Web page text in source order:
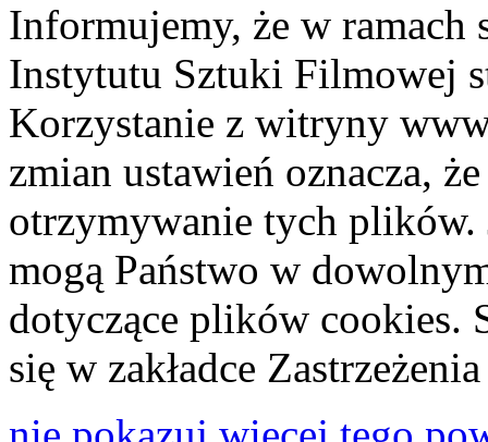
Informujemy, że w ramach
Instytutu Sztuki Filmowej
Korzystanie z witryny
zmian ustawień oznacza,
otrzymywanie tych plików.
mogą Państwo w
dotyczące plików cookies.
się w zakładce